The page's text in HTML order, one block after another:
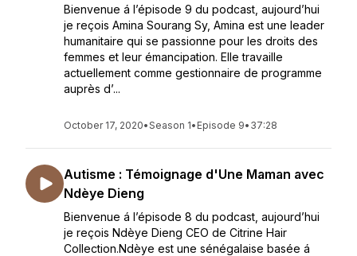
Bienvenue á l’épisode 9 du podcast, aujourd’hui
je reçois Amina Sourang Sy, Amina est une leader
humanitaire qui se passionne pour les droits des
femmes et leur émancipation. Elle travaille
actuellement comme gestionnaire de programme
auprès d’...
October 17, 2020•Season 1• Episode 9• 37:28
Autisme : Témoignage d'Une Maman avec
Ndèye Dieng
Bienvenue á l’épisode 8 du podcast, aujourd’hui
je reçois Ndèye Dieng CEO de Citrine Hair
Collection.Ndèye est une sénégalaise basée á